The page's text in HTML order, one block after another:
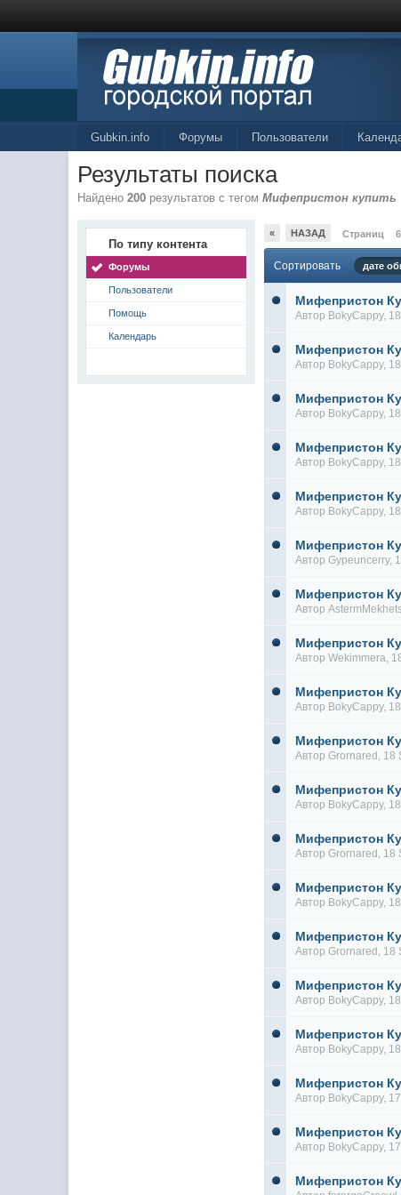
Gubkin.info Форумы Пользователи
Результаты поиска
Найдено200 результатов с тегомМифепристон купить
По типу контента
Форумы
Пользователи
Помощь
Календарь
« НАЗАД Страниц 6
Сортировать дате
Мифепристон
Автор BokyCappy,
Мифепристон
Автор BokyCappy,
Мифепристон
Автор BokyCappy,
Мифепристон
Автор BokyCappy,
Мифепристон
Автор BokyCappy,
Мифепристон
АвторGypeuncerry,
Мифепристон
Автор
Мифепристон
АвторWekimmera,
Мифепристон
Автор BokyCappy,
Мифепристон
АвторGrornared , 18
Мифепристон
Автор BokyCappy,
Мифепристон
АвторGrornared , 18
Мифепристон
Автор BokyCappy,
Мифепристон
АвторGrornared , 18
Мифепристон
Автор BokyCappy,
Мифепристон
Автор BokyCappy,
Мифепристон
Автор BokyCappy,
Мифепристон
Автор BokyCappy,
Мифепристон